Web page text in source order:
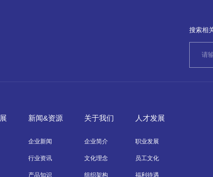
搜索相
新闻&资源
企业新闻
行业资讯
产品知识
关于我们
企业简介
文化理念
组织架构
人才发展
职业发展
员工文化
福利待遇